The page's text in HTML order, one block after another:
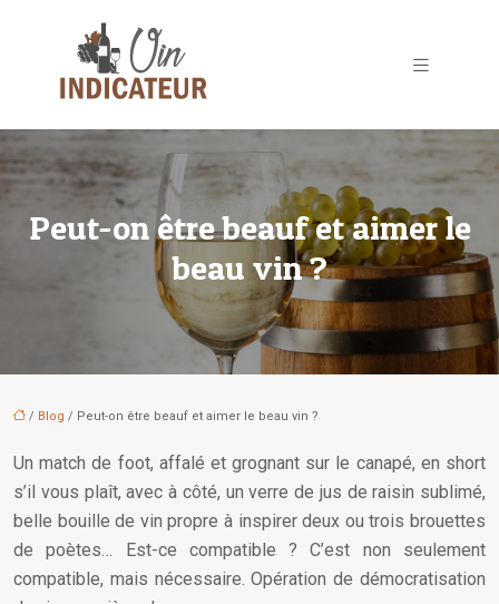
Peut-on être beauf et aimer le
beau vin ?
/ Blog / Peut-on être beauf et aimer le beau vin ?
Un match de foot, affalé et grognant sur le canapé, en short
s’il vous plaît, avec à côté, un verre de jus de raisin sublimé,
belle bouille de vin propre à inspirer deux ou trois brouettes
de poètes… Est-ce compatible ? C’est non seulement
compatible, mais nécessaire. Opération de démocratisation